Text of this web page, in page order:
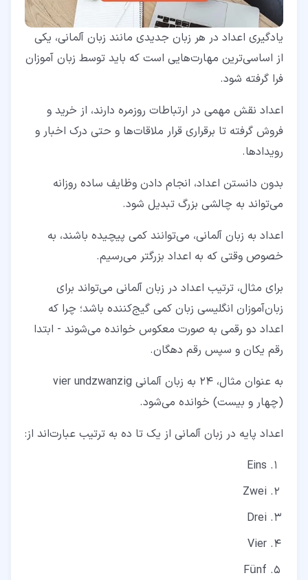
یادگیری اعداد در هر زبان جدیدی مانند زبان آلمانی، یکی
از اساسی‌ترین مهارت‌هایی است که باید توسط زبان آموزان
فرا گرفته شود.
اعداد نقش مهمی در ارتباطات روزمره دارند، از خرید و
فروش گرفته تا برقراری قرار ملاقات‌ها و حتی درک اخبار و
رویدادها.
بدون دانستن اعداد، انجام دادن وظایف ساده روزانه
می‌تواند به چالشی بزرگ تبدیل شود.
اعداد به زبان آلمانی، می‌توانند کمی پیچیده باشند، به
خصوص وقتی که به اعداد بزرگتر می‌رسیم.
برای مثال، ترتیب اعداد در زبان آلمانی می‌تواند برای
زبان‌آموزان انگلیسی زبان کمی گیج‌کننده باشد؛ چرا که
اعداد دو رقمی به صورت معکوس خوانده می‌شوند - ابتدا
رقم یکان و سپس رقم دهگان.
به عنوان مثال، 24 به زبان آلمانی vier undzwanzig
(چهار و بیست) خوانده می‌شود.
اعداد پایه در زبان آلمانی از یک تا ده به ترتیب عبارت‌اند از:
Eins
Zwei
Drei
Vier
Fünf